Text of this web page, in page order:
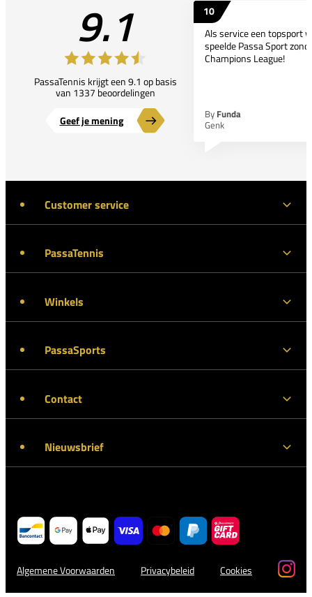
9.1
PassaTennis krijgt een 9.1 op basis
van 1337 beoordelingen
Geef je mening
10
Als service een topsport
speelde Passa Sport
Champions League!
By Funda
Genk
Customer service
PassaTennis
Winkels
PassaSports
Contact
Nieuwsbrief
Algemene Voorwaarden Privacybeleid Cookies